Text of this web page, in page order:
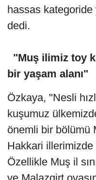
hassas
dedi.
"Muş ilimiz toy
bir yaşam alanı"
Özkaya, "Nesli
kuşumuz
önemli bir bölümü
Hakkari illerimizde
Özellikle Muş il